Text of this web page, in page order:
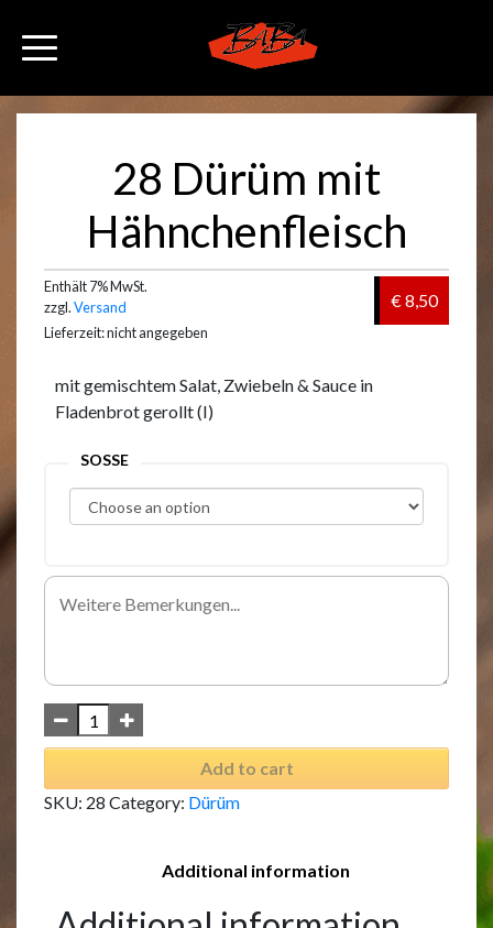
28 Dürüm mit
Hähnchenfleisch
€ 8,50
Enthält 7% MwSt.
zzgl.Versand
Lieferzeit: nicht angegeben
mit gemischtem Salat, Zwiebeln & Sauce in
Fladenbrot gerollt (I)
SOSSE
Add to cart
SKU: 28 Category: Dürüm
Additional information